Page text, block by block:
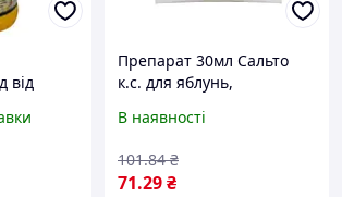
від
Препарат 30мл Сальто
к.с. для яблунь,
огірків та капусти ТМ
В наявності
71.29₴
101.84 ₴